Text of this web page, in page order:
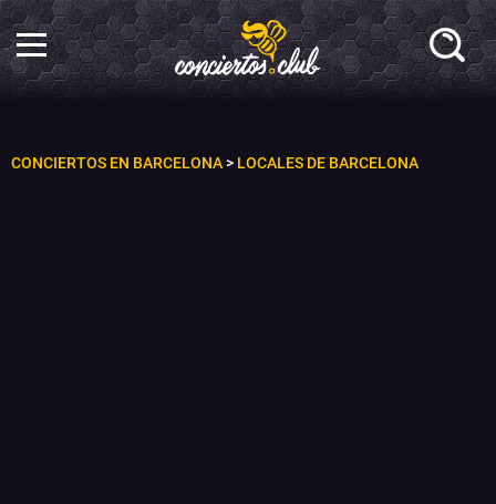
CONCIERTOS EN BARCELONA> LOCALES DE BARCELONA